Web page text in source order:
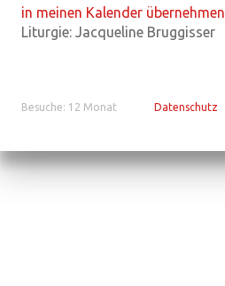
in meinen Kalender übernehmen
Liturgie: Jacqueline Bruggisser
Besuche: 12 Monat Datenschutz